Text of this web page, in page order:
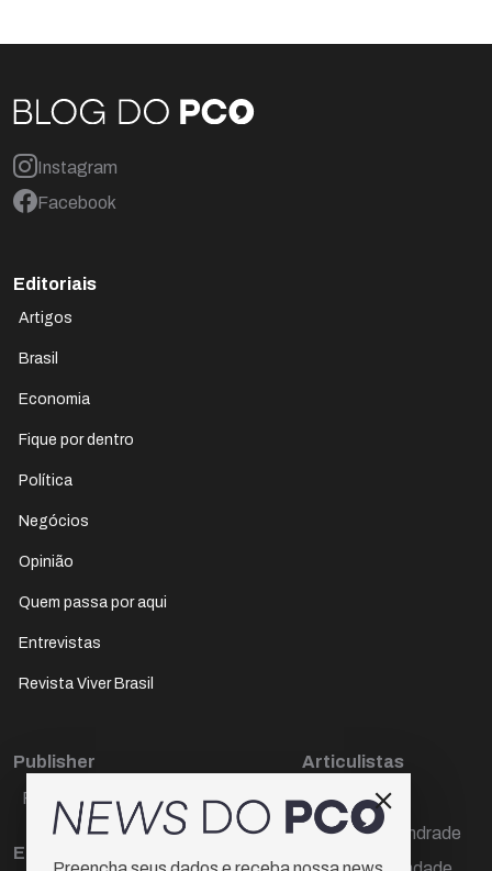
Instagram
Facebook
Editoriais
Artigos
Brasil
Economia
Fique por dentro
Política
Negócios
Opinião
Quem passa por aqui
Entrevistas
Revista Viver Brasil
Publisher
Paulo Cesar de Oliveira
Editora Chefe
Articulistas
Décio Freire
Dr Marcos Andrade